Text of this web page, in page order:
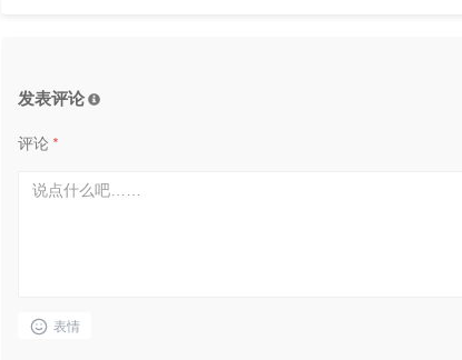
发表评论
评论 *
表情